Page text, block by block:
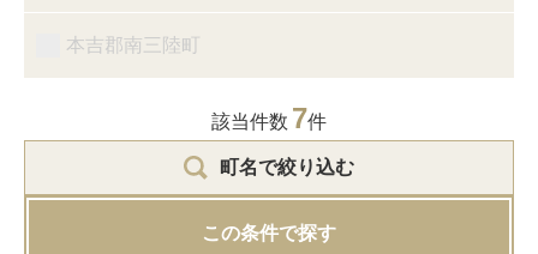
本吉郡南三陸町
該当件数 7件
町名で絞り込む
この条件で探す